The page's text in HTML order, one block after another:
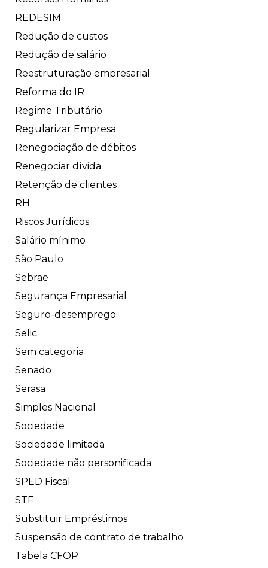
REDESIM
Redução de custos
Redução de salário
Reestruturação empresarial
Reforma do IR
Regime Tributário
Regularizar Empresa
Renegociação de débitos
Renegociar dívida
Retenção de clientes
RH
Riscos Jurídicos
Salário mínimo
São Paulo
Sebrae
Segurança Empresarial
Seguro-desemprego
Selic
Sem categoria
Senado
Serasa
Simples Nacional
Sociedade
Sociedade limitada
Sociedade não personificada
SPED Fiscal
STF
Substituir Empréstimos
Suspensão de contrato de trabalho
Tabela CFOP